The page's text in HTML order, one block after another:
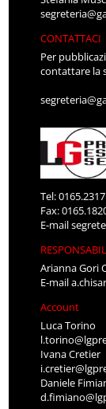
CONTATTACI
Per
contattare la
Tel:
Fax:
E-mail
Arianna Gori
E-mail
Account
Luca Torino
Ivana Cretier
Daniele